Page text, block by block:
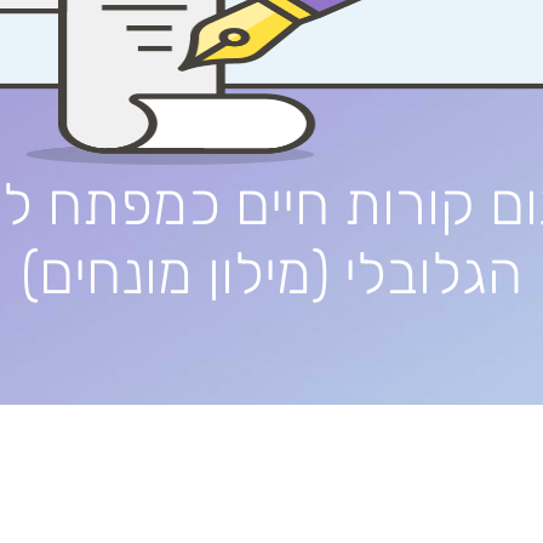
קורות חיים כמפתח
הגלובלי (מילון מונחים)